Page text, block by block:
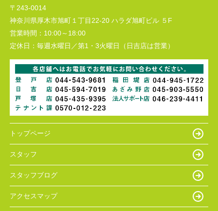
〒243-0014
神奈川県厚木市旭町１丁目22-20 ハラダ旭町ビル ５F
営業時間： 10:00～18:00
定休日： 毎週水曜日／第1・3火曜日（日吉店は営業）
トップページ
スタッフ
スタッフブログ
アクセスマップ